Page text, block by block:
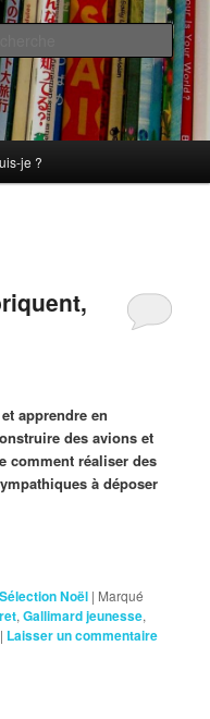
je ?
apprendre en
des avions et
comment réaliser des
à déposer
Sélection Noël | Marqué
,Gallimard jeunesse,
| Laisser un commentaire